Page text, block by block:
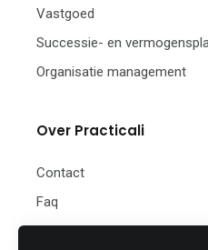
Vastgoed
Successie- en
Organisatie management
Over Practicali
Contact
Faq
Nieuwsbrief